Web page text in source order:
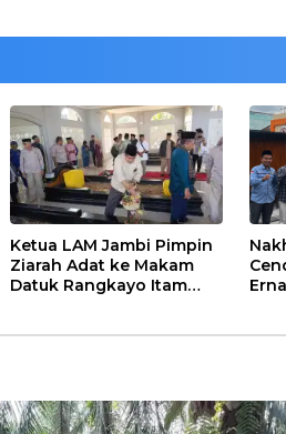
Ketua LAM Jambi Pimpin
Ziarah Adat ke Makam
Datuk Rangkayo Itam